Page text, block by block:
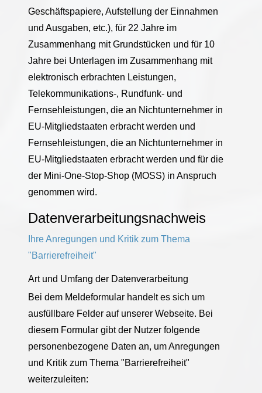
Geschäftspapiere, Aufstellung der Einnahmen
und Ausgaben, etc.), für 22 Jahre im
Zusammenhang mit Grundstücken und für 10
Jahre bei Unterlagen im Zusammenhang mit
elektronisch erbrachten Leistungen,
Telekommunikations-, Rundfunk- und
Fernsehleistungen, die an Nichtunternehmer in
EU-Mitgliedstaaten erbracht werden und
Fernsehleistungen, die an Nichtunternehmer in
EU-Mitgliedstaaten erbracht werden und für die
der Mini-One-Stop-Shop (MOSS) in Anspruch
genommen wird.
Datenverarbeitungsnachweis
Ihre Anregungen und Kritik zum Thema
"Barrierefreiheit"
Art und Umfang der Datenverarbeitung
Bei dem Meldeformular handelt es sich um
ausfüllbare Felder auf unserer Webseite. Bei
diesem Formular gibt der Nutzer folgende
personenbezogene Daten an, um Anregungen
und Kritik zum Thema "Barrierefreiheit"
weiterzuleiten: